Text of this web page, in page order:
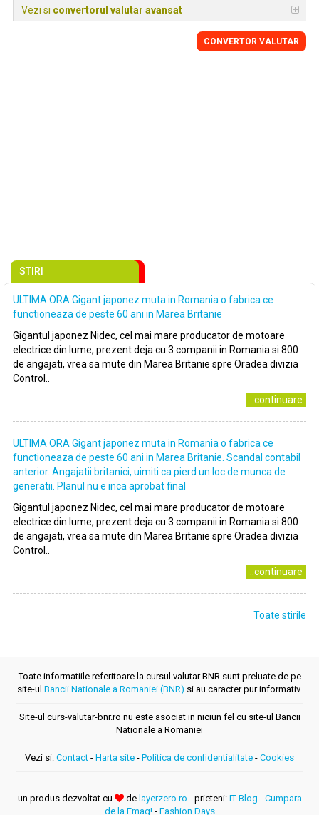
Vezi si convertorul valutar avansat
CONVERTOR VALUTAR
STIRI
ULTIMA ORA Gigant japonez muta in Romania o fabrica ce
functioneaza de peste 60 ani in Marea Britanie
Gigantul japonez Nidec, cel mai mare producator de motoare
electrice din lume, prezent deja cu 3 companii in Romania si 800
de angajati, vrea sa mute din Marea Britanie spre Oradea divizia
Control..
..continuare
ULTIMA ORA Gigant japonez muta in Romania o fabrica ce
functioneaza de peste 60 ani in Marea Britanie. Scandal contabil
anterior. Angajatii britanici, uimiti ca pierd un loc de munca de
generatii. Planul nu e inca aprobat final
Gigantul japonez Nidec, cel mai mare producator de motoare
electrice din lume, prezent deja cu 3 companii in Romania si 800
de angajati, vrea sa mute din Marea Britanie spre Oradea divizia
Control..
..continuare
Toate stirile
Toate informatiile referitoare la cursul valutar BNR sunt preluate de pe
site-ul Bancii Nationale a Romaniei (BNR) si au caracter pur informativ.
Site-ul curs-valutar-bnr.ro nu este asociat in niciun fel cu site-ul Bancii
Nationale a Romaniei
Vezi si: Contact - Harta site - Politica de confidentialitate - Cookies
un produs dezvoltat cu de layerzero.ro - prieteni: IT Blog - Cumpara
de la Emag!- Fashion Days